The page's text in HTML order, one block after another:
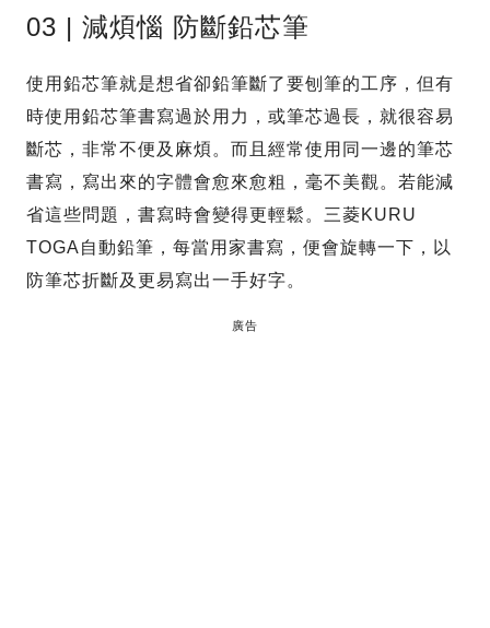
03 | 減煩惱 防斷鉛芯筆
使用鉛芯筆就是想省卻鉛筆斷了要刨筆的工序，但有
時使用鉛芯筆書寫過於用力，或筆芯過長，就很容易
斷芯，非常不便及麻煩。而且經常使用同一邊的筆芯
書寫，寫出來的字體會愈來愈粗，毫不美觀。若能減
省這些問題，書寫時會變得更輕鬆。三菱KURU
TOGA自動鉛筆，每當用家書寫，便會旋轉一下，以
防筆芯折斷及更易寫出一手好字。
廣告